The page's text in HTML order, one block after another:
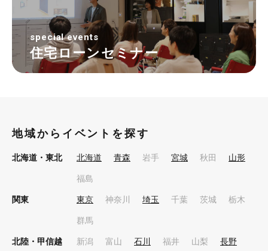
special events
住宅ローンセミナー
地域からイベントを探す
北海道・東北 北海道 青森 岩手 宮城 秋田 山形
福島
関東 東京 神奈川 埼玉 千葉 茨城 栃木
群馬
北陸・甲信越 新潟 富山 石川 福井 山梨 長野